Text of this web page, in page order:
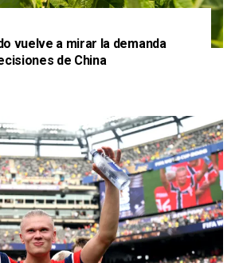
vuelve a mirar la demanda
de China